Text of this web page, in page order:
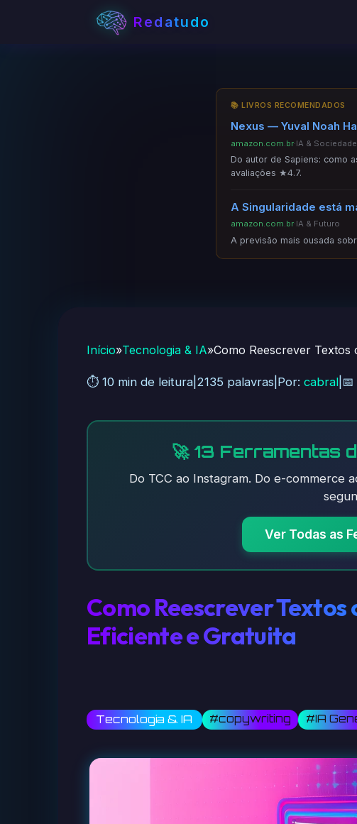
Redatudo
📚 LIVROS RECOMENDADOS
Nexus — Yuval Noah
amazon.com.br·IA & Sociedade
Do autor de Sapiens: como
avaliações ★4.7.
A Singularidade está
amazon.com.br·IA & Futuro
A previsão mais ousada
Início»Tecnologia & IA»Como Reescrever Textos
⏱️ 10 min de leitura 2135 palavras Por: cabral
🚀 13 Ferramentas
Do TCC ao Instagram. Do e-commerce
Ver Todas as
Como Reescrever Textos
Eficiente e Gratuita
Tecnologia & IA #copywriting #IA